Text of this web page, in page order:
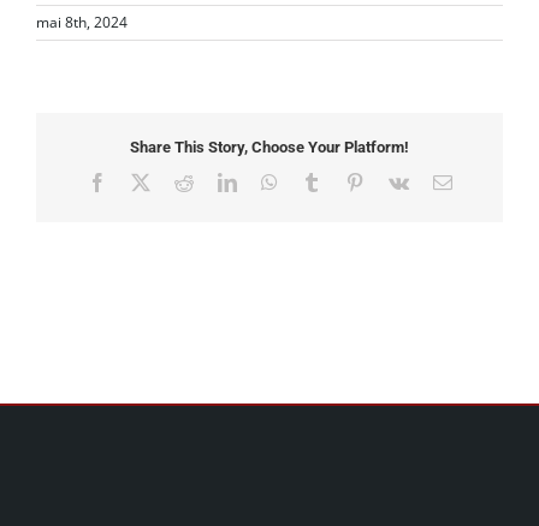
mai 8th, 2024
Share This Story, Choose Your Platform!
Facebook RedditLinkedInWhatsApp
Tumblr Pinterest
Vk Email